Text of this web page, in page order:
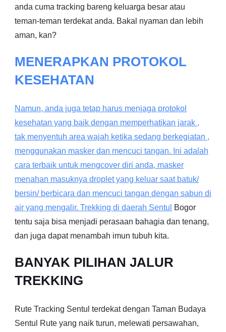
anda cuma tracking bareng keluarga besar atau
teman-teman terdekat anda. Bakal nyaman dan lebih
aman, kan?
MENERAPKAN PROTOKOL
KESEHATAN
Namun, anda juga tetap harus menjaga protokol
kesehatan yang baik dengan memperhatikan jarak ,
tak menyentuh area wajah ketika sedang berkegiatan ,
menggunakan masker dan mencuci tangan. Ini adalah
cara terbaik untuk mengcover diri anda, masker
menahan masuknya droplet yang keluar saat batuk/
bersin/ berbicara dan mencuci tangan dengan sabun di
air yang mengalir. Trekking di daerah Sentul
Bogor
tentu saja bisa menjadi perasaan bahagia dan tenang,
dan juga dapat menambah imun tubuh kita.
BANYAK PILIHAN JALUR
TREKKING
Rute Tracking Sentul terdekat dengan Taman Budaya
Sentul Rute yang naik turun, melewati persawahan,